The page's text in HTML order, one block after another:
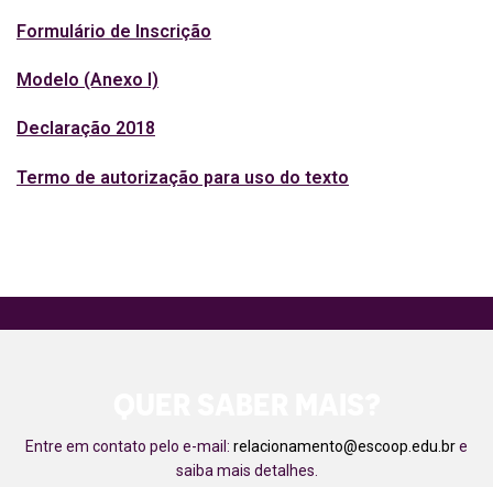
Formulário de Inscrição
Modelo (Anexo I)
Declaração 2018
Termo de autorização para uso do texto
Entre em contato pelo e-mail: relacionamento@escoop.edu.bre
saiba mais detalhes.